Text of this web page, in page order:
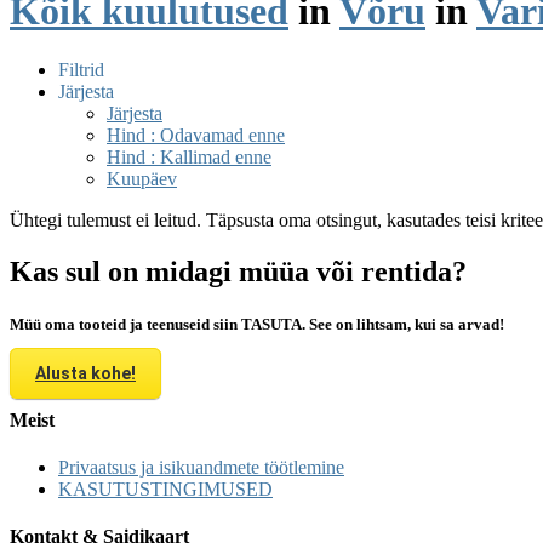
Kõik kuulutused in Võru in
Filtrid
Järjesta
Järjesta
Hind : Odavamad enne
Hind : Kallimad enne
Kuupäev
Ühtegi tulemust ei leitud. Täpsusta oma otsingut, kasutades teisi
Kas sul on midagi müüa või rentida?
Müü oma tooteid ja teenuseid siin TASUTA. See on lihtsam, kui sa arvad!
Alusta kohe!
Meist
Privaatsus ja isikuandmete töötlemine
KASUTUSTINGIMUSED
Kontakt & Saidikaart